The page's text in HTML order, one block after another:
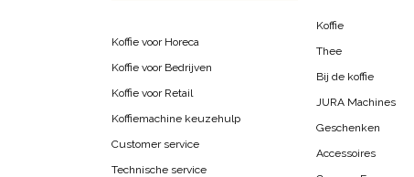
Koffie
Thee
Bij de koffie
JURA Machines
Geschenken
Accessoires
Koffie voor Horeca
Koffie voor Bedrijven
Koffie voor Retail
Koffiemachine keuzehulp
Customer service
Technische service